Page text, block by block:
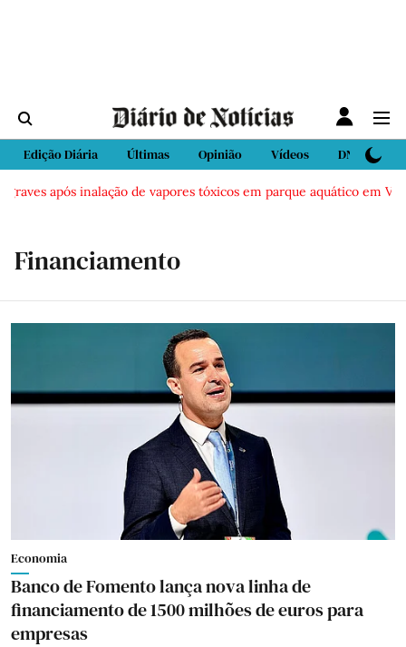
Edição Diária Últimas Opinião Vídeos DN Sport
inalação de vapores tóxicos em parque aquático em Vieira de
Financiamento
Economia
Banco de Fomento lança nova linha de
financiamento de 1500 milhões de euros para
empresas